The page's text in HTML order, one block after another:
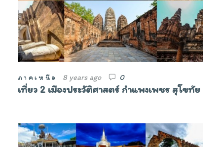
ภาคเหนือ 8 years ago 0
เที่ยว 2 เมืองประวัติศาสตร์ กำแพงเพชร สุโขทัย